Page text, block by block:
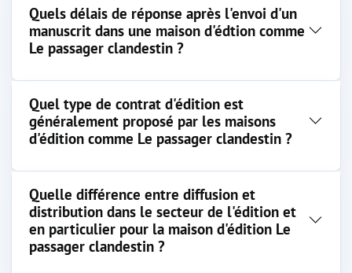
Quels délais de réponse après l'envoi d'un
manuscrit dans une maison d'édtion comme
Le passager clandestin ?
Quel type de contrat d'édition est
généralement proposé par les maisons
d'édition comme Le passager clandestin ?
Quelle différence entre diffusion et
distribution dans le secteur de l'édition et
en particulier pour la maison d'édition Le
passager clandestin ?